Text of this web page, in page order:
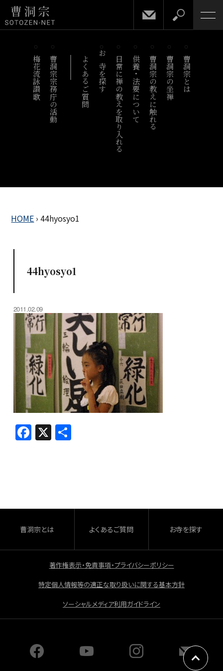
梅花流詠讃歌 曹洞宗宗務庁の活動 よくあるご質問 お寺を探す 日常に禅の教えを取り入れる供養・法要について曹洞宗の教えに触れる 曹洞宗の坐禅 曹洞宗とは
HOME › 44hyosyo1
44hyosyo1
2011.02.09
F
a
o
o
k
X 共
曹洞宗とは よくあるご質問 お寺を探す
著作権表示・免責事項・プライバシーポリシー
特定個人情報等の適正な取り扱いに関する基本方針
ソーシャルメディア利用ガイドライン